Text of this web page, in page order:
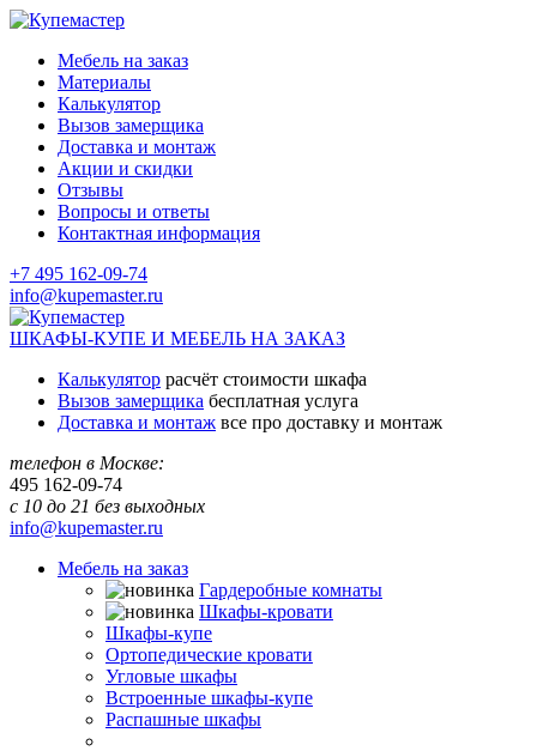
Мебель на заказ
Материалы
Калькулятор
Вызов замерщика
Доставка и монтаж
Акции и скидки
Отзывы
Вопросы и ответы
Контактная информация
+7 495 162-09-74
info@kupemaster.ru
ШКАФЫ-КУПЕ И МЕБЕЛЬ НА ЗАКАЗ
Калькулятор расчёт стоимости шкафа
Вызов замерщика бесплатная услуга
Доставка и монтаж все про доставку и монтаж
телефон в Москве:
495 162-09-74
с 10 до 21 без выходных
info@kupemaster.ru
Мебель на заказ
Гардеробные комнаты
Шкафы-кровати
Шкафы-купе
Ортопедические кровати
Угловые шкафы
Встроенные шкафы-купе
Распашные шкафы